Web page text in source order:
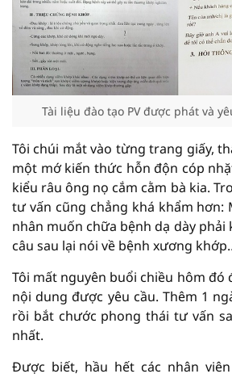
Tài liệu đào tạo PV được phát và
Tôi chúi mắt vào từng trang giấy,
một mớ kiến thức hỗn độn cóp
kiểu râu ông nọ cắm cằm bà kia.
tư vấn cũng chẳng khá khẩm hơn:
nhân muốn chữa bệnh dạ dày
câu sau lại nói về bệnh xương
Tôi mất nguyên buổi chiều hôm đó
nội dung được yêu cầu. Thêm 1
rồi bắt chước phong thái tư vấn
nhất.
Được biết, hầu hết các nhân